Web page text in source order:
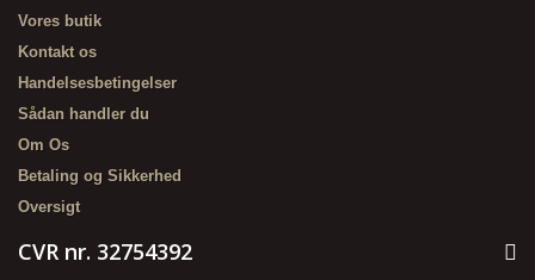
Vores butik
Kontakt os
Handelsesbetingelser
Sådan handler du
Om Os
Betaling og Sikkerhed
Oversigt
CVR nr. 32754392